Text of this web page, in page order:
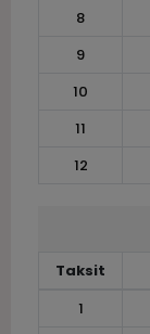
8
9
10
11
12
Taksit
1